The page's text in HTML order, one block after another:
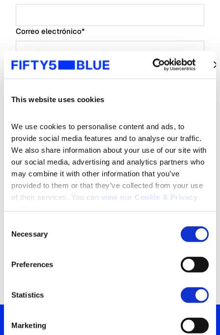
This website uses cookies
We use cookies to personalise content and ads, to
provide social media features and to analyse our traffic.
We also share information about your use of our site with
our social media, advertising and analytics partners who
may combine it with other information that you’ve
provided to them or that they’ve collected from your use
of their services. You can view our Cookie & Privacy
Selection
Necessary
Preferences
Statistics
Marketing
Correo electrónico*
Empresa *
Tipo de organización*
Posición comercial *
Me gustaría recibir información sobre
tendencias, ideas y eventos de IBOPE.